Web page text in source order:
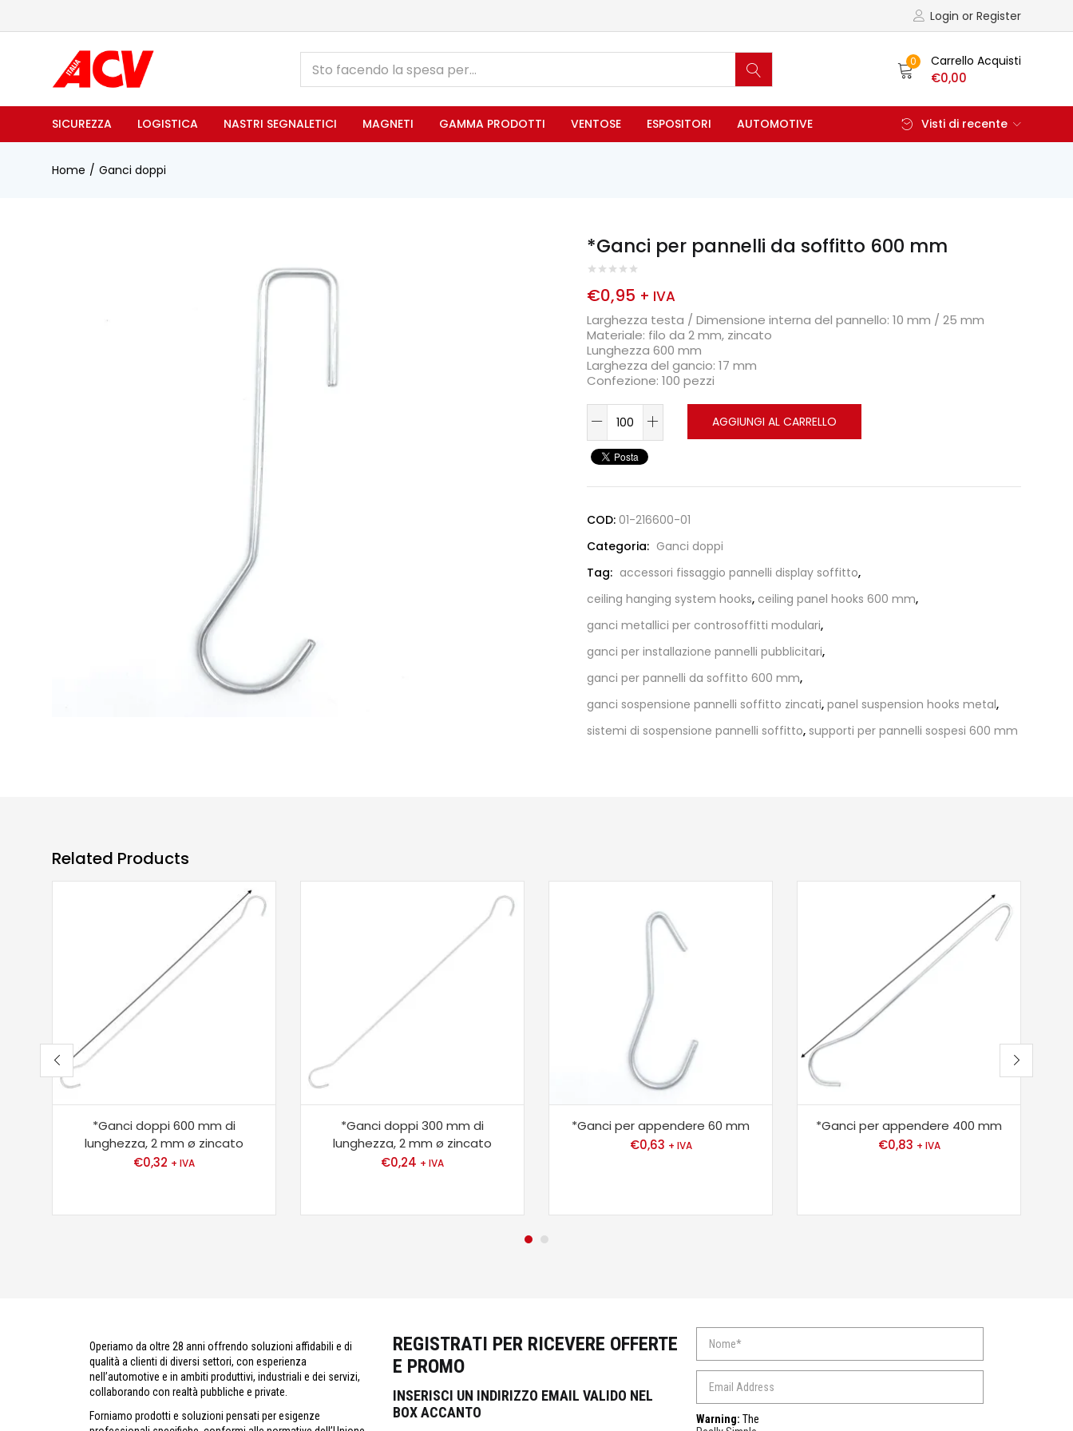
Login or Register
0 Carrello Acquisti
€0,00
SICUREZZA LOGISTICA NASTRI SEGNALETICI MAGNETI GAMMA PRODOTTI VENTOSE ESPOSITORI AUTOMOTIVE Visti di recente
Home Ganci doppi
*Ganci per pannelli da soffitto 600 mm
€0,95 + IVA
Larghezza testa / Dimensione interna del pannello: 10 mm / 25 mm
Materiale: filo da 2 mm, zincato
Lunghezza 600 mm
Larghezza del gancio: 17 mm
Confezione: 100 pezzi
AGGIUNGI AL CARRELLO
COD: 01-216600-01
Categoria: Ganci doppi
Tag: accessori fissaggio pannelli display soffitto,
ceiling hanging system hooks, ceiling panel hooks 600 mm,
ganci metallici per controsoffitti modulari,
ganci per installazione pannelli pubblicitari,
ganci per pannelli da soffitto 600 mm,
ganci sospensione pannelli soffitto zincati, panel suspension hooks metal,
sistemi di sospensione pannelli soffitto, supporti per pannelli sospesi 600 mm
Related Products
*Ganci doppi 600 mm di
lunghezza, 2 mm ø zincato
€0,32 + IVA
*Ganci doppi 300 mm di
lunghezza, 2 mm ø zincato
€0,24 + IVA
*Ganci per appendere 60 mm
€0,63 + IVA
*Ganci per appendere 400 mm
€0,83 + IVA
Operiamo da oltre 28 anni offrendo soluzioni affidabili e di
qualità a clienti di diversi settori, con esperienza
nell’automotive e in ambiti produttivi, industriali e dei servizi,
collaborando con realtà pubbliche e private.
Forniamo prodotti e soluzioni pensati per esigenze
REGISTRATI PER RICEVERE OFFERTE
E PROMO
INSERISCI UN INDIRIZZO EMAIL VALIDO NEL
BOX ACCANTO
Warning: The